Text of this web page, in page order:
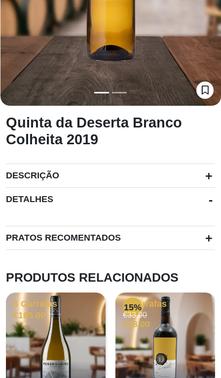
Quinta da Deserta Branco
Colheita 2019
DESCRIÇÃO +
DETALHES -
PRATOS RECOMENTADOS +
PRODUTOS RELACIONADOS
6 Garrafas
€165.00
15%
6 Garrafas
€33.00
O
preço
original
era:
€33.00.
€28.00
O
preço
atual
é:
€28.00.